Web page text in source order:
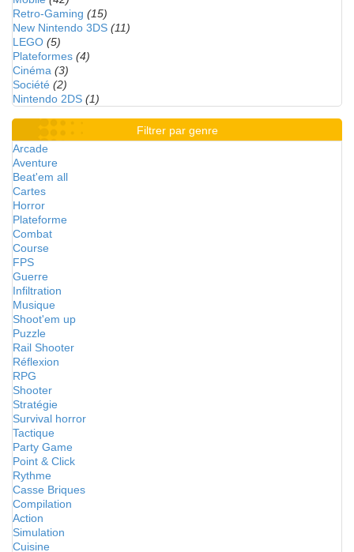
Retro-Gaming (15)
New Nintendo 3DS (11)
LEGO (5)
Plateformes (4)
Cinéma (3)
Société (2)
Nintendo 2DS (1)
Filtrer par genre
Arcade
Aventure
Beat'em all
Cartes
Horror
Plateforme
Combat
Course
FPS
Guerre
Infiltration
Musique
Shoot'em up
Puzzle
Rail Shooter
Réflexion
RPG
Shooter
Stratégie
Survival horror
Tactique
Party Game
Point & Click
Rythme
Casse Briques
Compilation
Action
Simulation
Cuisine